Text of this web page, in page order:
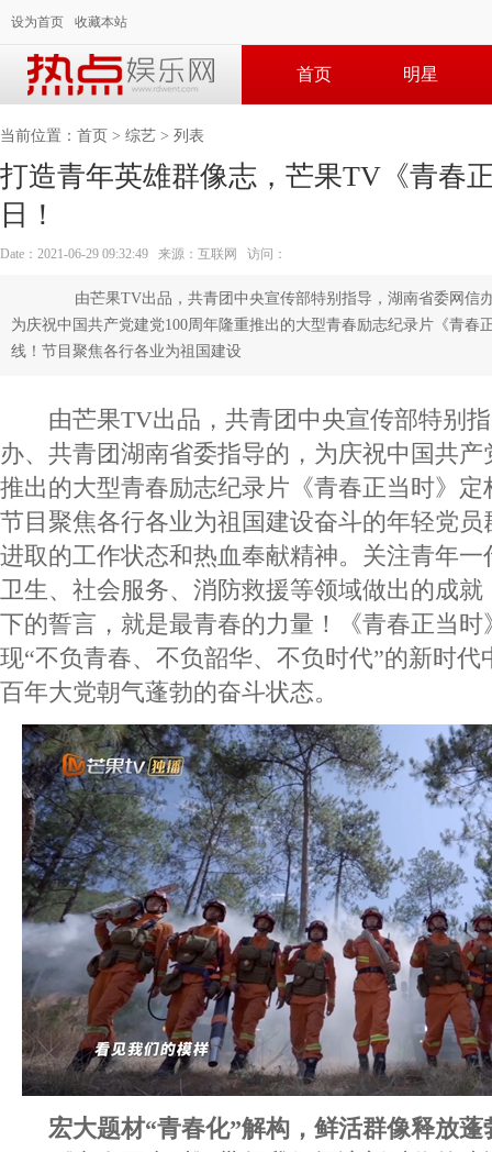
设为首页 收藏本站
首页 明星
当前位置： 首页 > 综艺 > 列表
打造青年英雄群像志，芒果TV《青春
日！
Date：2021-06-29 09:32:49 来源：互联网 访问：
由芒果TV出品，共青团中央宣传部特别指导，湖南省委网信
为庆祝中国共产党建党100周年隆重推出的大型青春励志纪录片《青春
线！节目聚焦各行各业为祖国建设
由芒果TV出品，共青团中央宣传部特别指
办、共青团湖南省委指导的，为庆祝中国共产
推出的大型青春励志纪录片《青春正当时》定
节目聚焦各行各业为祖国建设奋斗的年轻党
进取的⼯作状态和热⾎奉献精神。关注青年
卫生、社会服务、消防救援等领域做出的成
下的誓⾔，就是最⻘春的⼒量！《青春正当时
现“不负青春、不负韶华、不负时代”的新时
百年大党朝气蓬勃的奋斗状态。
宏大题材“青春化”解构，鲜活群像释放蓬